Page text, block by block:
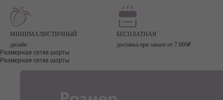
МИНИМАЛИСТИЧНЫЙ
дизайн
БЕСПЛАТНАЯ
доставка при заказе от 7 000₽
Размерная сетка шорты
Размерная сетка шорты